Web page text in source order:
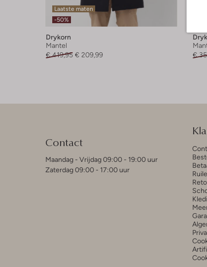
Laatste maten
-50%
Drykorn
Mantel
€ 419,95 € 209,99
€
Contact
Maandag - Vrijdag 09:00 - 19:00 uur
Zaterdag 09:00 - 17:00 uur